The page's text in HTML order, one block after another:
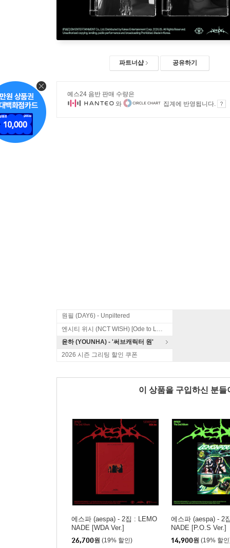
파트너샵 공유하기
예스24 음반 판매 수량은
와
집계에 반영됩니다.
원필 (DAY6) - Unpiltered
엔시티 위시 (NCT WISH) [Ode to Love]
윤하 (YOUNHA) - '써브캐릭터 원'
2026 시즌 그리팅 할인 쿠폰
이 상품을 구입하신 분
에스파 (aespa) - 2집 : LEMO
NADE [WDA Ver.]
26,700원 (19% 할인)
에스파 (aespa) - 2
NADE [P.O.S Ver.]
14,900원 (19% 할